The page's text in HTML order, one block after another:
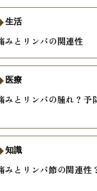
みとリンパの関連性
生活
みとリンパの腫れ？予
医療
みとリンパ節の関連性
知識